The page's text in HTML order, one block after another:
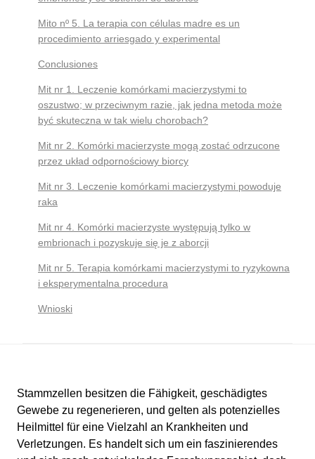
Stammzellen besitzen die Fähigkeit, geschädigtes
Gewebe zu regenerieren, und gelten als potenzielles
Heilmittel für eine Vielzahl an Krankheiten und
Verletzungen. Es handelt sich um ein faszinierendes
Mito nº 5. La terapia con células madre es un
procedimiento arriesgado y experimental
Conclusiones
Mit nr 1. Leczenie komórkami macierzystymi to
oszustwo; w przeciwnym razie, jak jedna metoda może
być skuteczna w tak wielu chorobach?
Mit nr 2. Komórki macierzyste mogą zostać odrzucone
przez układ odpornościowy biorcy
Mit nr 3. Leczenie komórkami macierzystymi powoduje
raka
Mit nr 4. Komórki macierzyste występują tylko w
embrionach i pozyskuje się je z aborcji
Mit nr 5. Terapia komórkami macierzystymi to ryzykowna
i eksperymentalna procedura
Wnioski